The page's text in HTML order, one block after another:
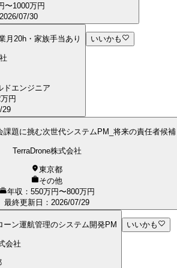
〜1000万円
2026/07/30
月20h・家族手当あり
ドエンジニア
円
29
いいかも
題に挑む次世代システムPM_将来の責任者候補
TerraDrone株式会社
東京都
その他
年収：550万円〜800万円
最終更新日 ： 2026/07/29
ーン運航管理のシステム開発PM
会社
いいかも